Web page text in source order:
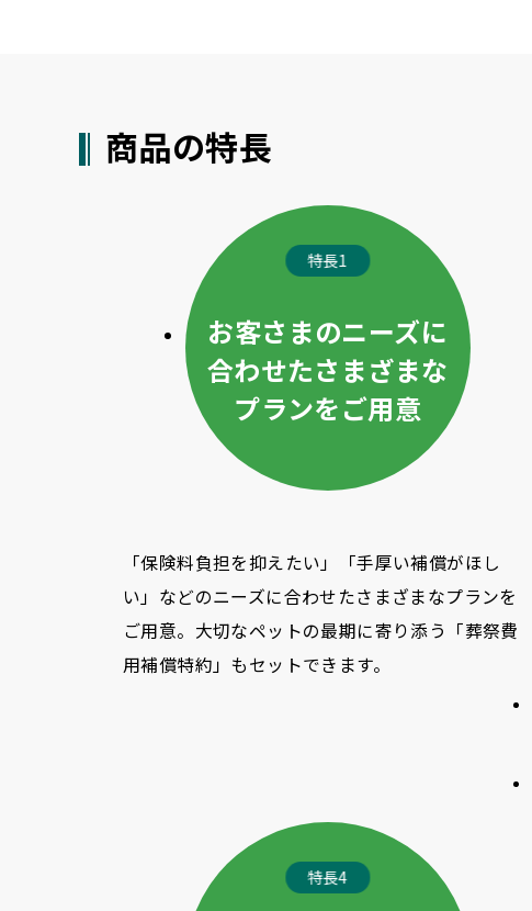
商品の特長
特長1
お客さまのニーズに
合わせたさまざまな
プランをご用意
「保険料負担を抑えたい」「手厚い補償がほし
い」などのニーズに合わせたさまざまなプランを
ご用意。大切なペットの最期に寄り添う「葬祭費
用補償特約」もセットできます。
特長4